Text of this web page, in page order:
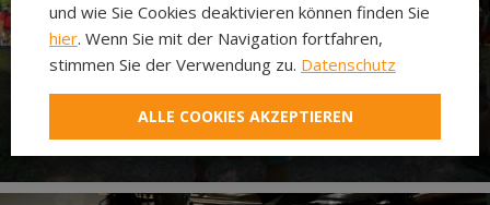
Neuer Pilgerweg Via
Laudato si’
und wie Sie Cookies deaktivieren können finden Sie
hier. Wenn Sie mit der Navigation fortfahren,
stimmen Sie der Verwendung zu. Datenschutz
ALLE COOKIES AKZEPTIEREN